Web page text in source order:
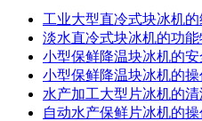
工业大型直冷式块冰机
淡水直冷式块冰机的功
小型保鲜降温块冰机的
小型保鲜降温块冰机的
水产加工大型片冰机的
自动水产保鲜片冰机的